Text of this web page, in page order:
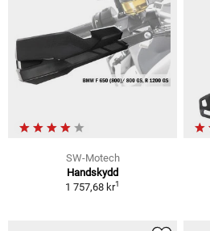
SW-Motech
Handskydd
1 757,68 kr1